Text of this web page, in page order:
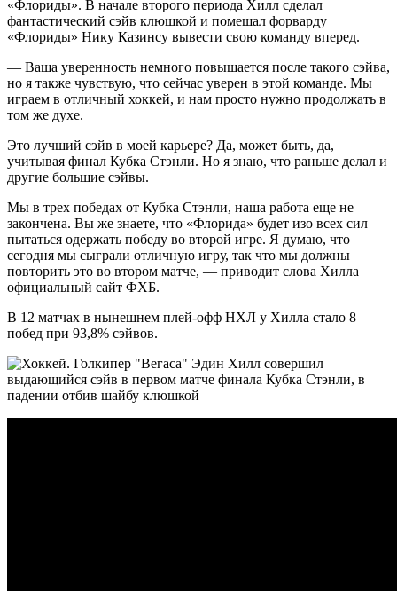
«Флориды». В начале второго периода Хилл сделал
фантастический сэйв клюшкой и помешал форварду
«Флориды» Нику Казинсу вывести свою команду вперед.
— Ваша уверенность немного повышается после такого сэйва,
но я также чувствую, что сейчас уверен в этой команде. Мы
играем в отличный хоккей, и нам просто нужно продолжать в
том же духе.
Это лучший сэйв в моей карьере? Да, может быть, да,
учитывая финал Кубка Стэнли. Но я знаю, что раньше делал и
другие большие сэйвы.
Мы в трех победах от Кубка Стэнли, наша работа еще не
закончена. Вы же знаете, что «Флорида» будет изо всех сил
пытаться одержать победу во второй игре. Я думаю, что
сегодня мы сыграли отличную игру, так что мы должны
повторить это во втором матче, — приводит слова Хилла
официальный сайт ФХБ.
В 12 матчах в нынешнем плей-офф НХЛ у Хилла стало 8
побед при 93,8% сэйвов.